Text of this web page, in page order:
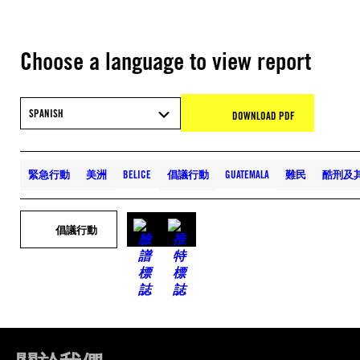
Choose a language to view report
SPANISH DOWNLOAD PDF
緊急行動 美洲 BELICE 倡議行動 GUATEMALA 難民 酷刑及
倡議行動